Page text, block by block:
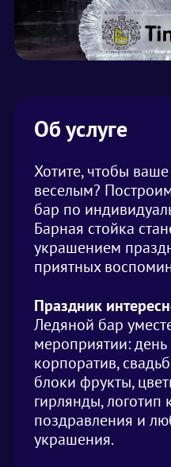
Об услуге
Хотите, чтобы
веселым?
бар по
Барная стойка
украшением
приятных
Праздник
Ледяной бар
мероприятии:
корпоратив,
блоки фрукты,
гирлянды, логотип
поздравления и
украшения.